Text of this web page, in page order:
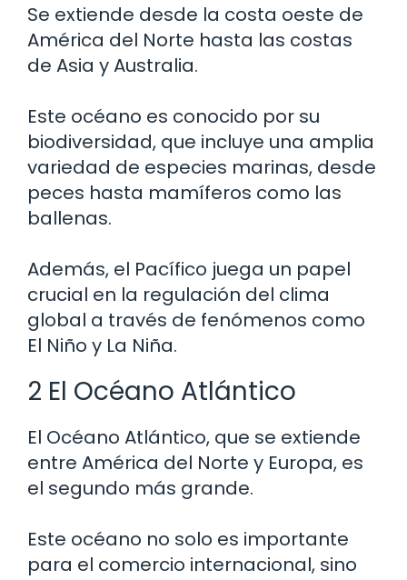
Se extiende desde la costa oeste de
América del Norte hasta las costas
de Asia y Australia.
Este océano es conocido por su
biodiversidad, que incluye una amplia
variedad de especies marinas, desde
peces hasta mamíferos como las
ballenas.
Además, el Pacífico juega un papel
crucial en la regulación del clima
global a través de fenómenos como
El Niño y La Niña.
2 El Océano Atlántico
El Océano Atlántico, que se extiende
entre América del Norte y Europa, es
el segundo más grande.
Este océano no solo es importante
para el comercio internacional, sino